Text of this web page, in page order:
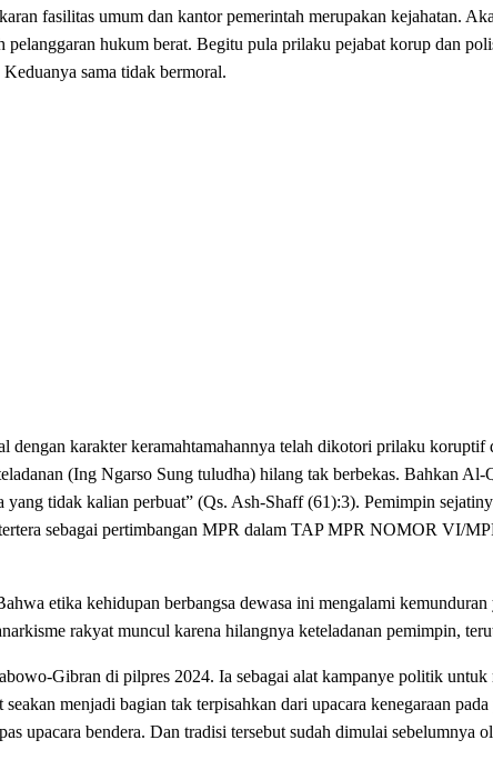
fasilitas umum dan kantor pemerintah merupakan kejahatan.
pelanggaran hukum berat. Begitu pula prilaku pejabat korup dan
sama tidak bermoral.
dengan karakter keramahtamahannya telah dikotori prilaku koruptif
(Ing Ngarso Sung tuludha) hilang tak berbekas. Bahkan Al-
tidak kalian perbuat” (Qs. Ash-Shaff (61):3). Pemimpin
sebagai pertimbangan MPR dalam TAP MPR NOMOR VI/
etika kehidupan berbangsa dewasa ini mengalami
rakyat muncul karena hilangnya keteladanan pemimpin,
Gibran di pilpres 2024. Ia sebagai alat kampanye politik untuk
menjadi bagian tak terpisahkan dari upacara kenegaraan
upacara bendera. Dan tradisi tersebut sudah dimulai sebelumnya